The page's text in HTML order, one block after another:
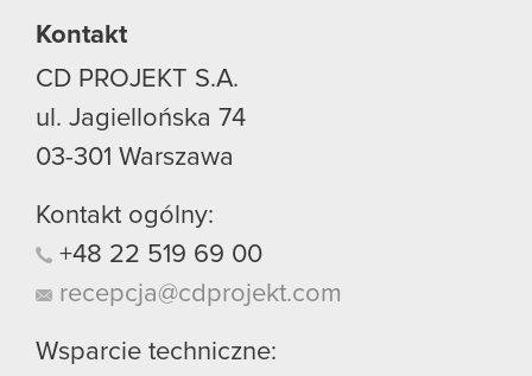
Kontakt
CD PROJEKT S.A.
ul. Jagiellońska 74
03-301 Warszawa
Kontakt ogólny:
+48 22 519 69 00
recepcja@cdprojekt.com
Wsparcie techniczne: